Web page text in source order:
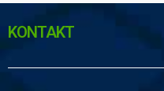
KONTAKT